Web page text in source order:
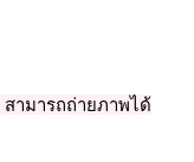
ามารถถ่ายภาพได้